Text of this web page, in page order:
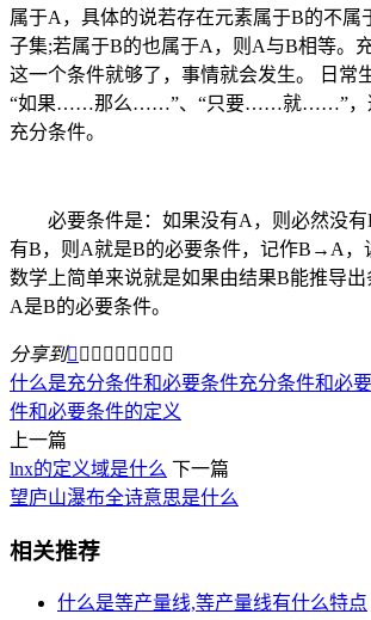
属于A，具体的说若存在元素属于B的不属
子集;若属于B的也属于A，则A与B相等。
这一个条件就够了，事情就会发生。 日常
“如果……那么……”、“只要……就……”，
充分条件。
必要条件是：如果没有A，则必然没有
有B，则A就是B的必要条件，记作B→A，
数学上简单来说就是如果由结果B能推导
A是B的必要条件。
分享到        
什么是充分条件和必要条件充分条件和必
件和必要条件的定义
上一篇
lnx的定义域是什么 下一篇
望庐山瀑布全诗意思是什么
相关推荐
什么是等产量线,等产量线有什么特点